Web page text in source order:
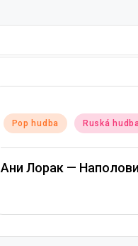
Posted
Pop hudba Ruská
Ани Лорак —